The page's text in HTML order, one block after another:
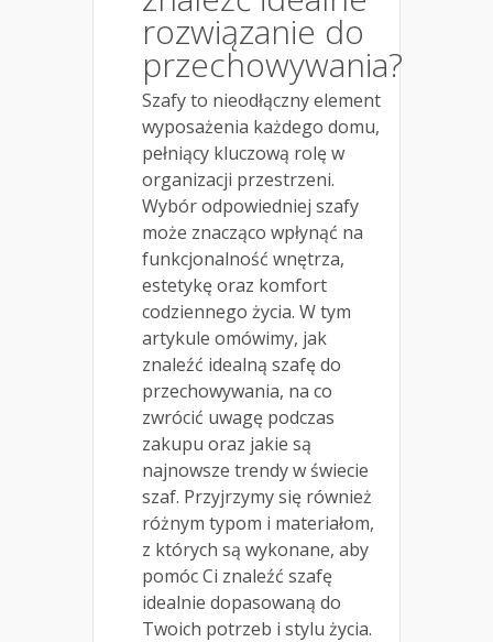
rozwiązanie do
przechowywania?
Szafy to nieodłączny element
wyposażenia każdego domu,
pełniący kluczową rolę w
organizacji przestrzeni.
Wybór odpowiedniej szafy
może znacząco wpłynąć na
funkcjonalność wnętrza,
estetykę oraz komfort
codziennego życia. W tym
artykule omówimy, jak
znaleźć idealną szafę do
przechowywania, na co
zwrócić uwagę podczas
zakupu oraz jakie są
najnowsze trendy w świecie
szaf. Przyjrzymy się również
różnym typom i materiałom,
z których są wykonane, aby
pomóc Ci znaleźć szafę
idealnie dopasowaną do
Twoich potrzeb i stylu życia.